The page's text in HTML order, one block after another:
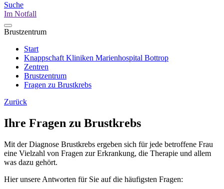
Suche
Im Notfall
Brustzentrum
Start
Knappschaft Kliniken Marienhospital Bottrop
Zentren
Brustzentrum
Fragen zu Brustkrebs
Zurück
Ihre Fragen zu Brustkrebs
Mit der Diagnose Brustkrebs ergeben sich für jede betroffene Frau
eine Vielzahl von Fragen zur Erkrankung, die Therapie und allem
was dazu gehört.
Hier unsere Antworten für Sie auf die häufigsten Fragen: